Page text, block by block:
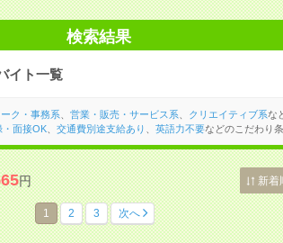
検索結果
イト一覧
ク・事務系 営業・販売・サービス系 クリエイティブ系な
・面接OK、 交通費別途支給あり 英語力不要などのこだわり
円 新着
1 2 3 次へ